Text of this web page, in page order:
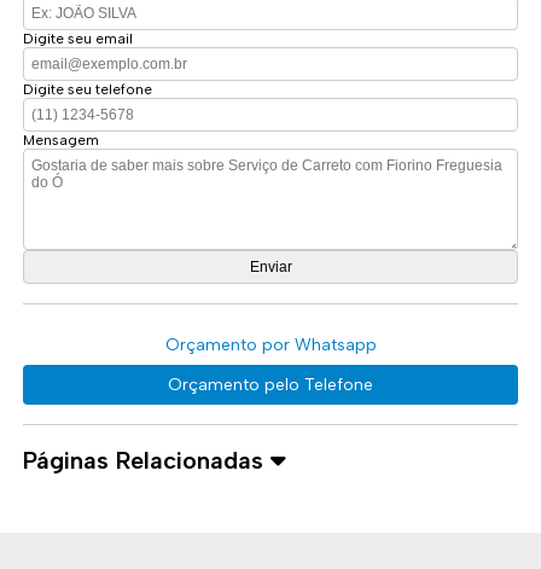
Digite seu email
Digite seu telefone
Mensagem
Orçamento por Whatsapp
Orçamento pelo Telefone
Páginas Relacionadas